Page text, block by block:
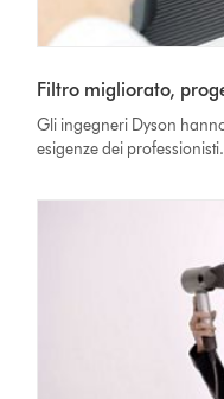
Filtro migliorato,
Gli ingegneri Dyson
esigenze dei professionisti.